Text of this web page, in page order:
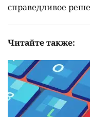
справедливое
Читайте также: